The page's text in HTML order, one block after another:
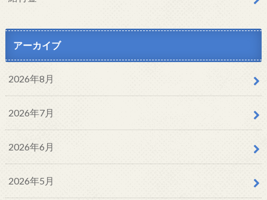
アーカイブ
2026年8月
2026年7月
2026年6月
2026年5月